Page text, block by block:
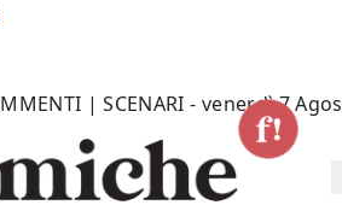
| SCENARI - venerdì 7